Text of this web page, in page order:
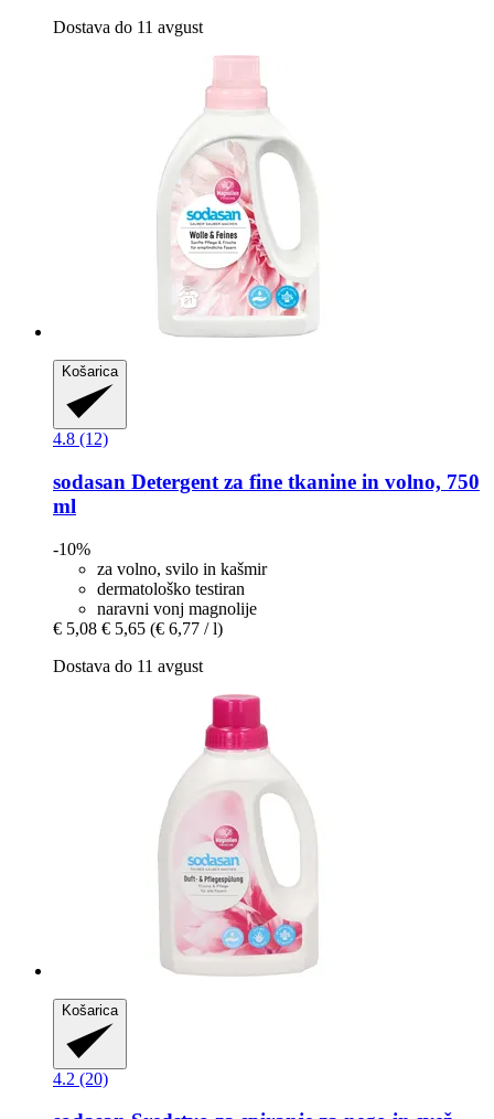
Dostava do 11 avgust
Košarica
4.8 (12)
sodasan Detergent za fine tkanine in volno, 750
ml
-10%
za volno, svilo in kašmir
dermatološko testiran
naravni vonj magnolije
€ 5,08 € 5,65 (€ 6,77 / l)
Dostava do 11 avgust
Košarica
4.2 (20)